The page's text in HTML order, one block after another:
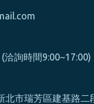
洽詢時間9:00~17:00)
北市瑞芳區建基路二